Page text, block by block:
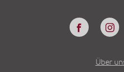
Über